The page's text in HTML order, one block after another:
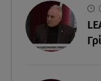
που βρέθηκε
08.08.26 , 14:50